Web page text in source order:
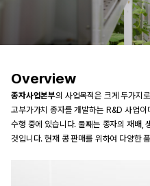
Overview
종자사업본부의 사업목적은 크게 두가지
고부가가치 종자를 개발하는 R&D 사업
수행 중에 있습니다. 둘째는 종자의 재배,
것입니다. 현재 콩 판매를 위하여 다양한